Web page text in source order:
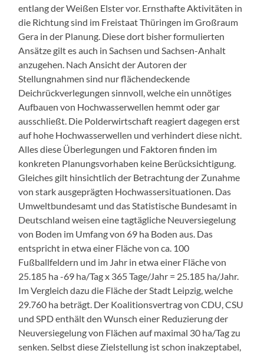
entlang der Weißen Elster vor. Ernsthafte Aktivitäten in
die Richtung sind im Freistaat Thüringen im Großraum
Gera in der Planung. Diese dort bisher formulierten
Ansätze gilt es auch in Sachsen und Sachsen-Anhalt
anzugehen. Nach Ansicht der Autoren der
Stellungnahmen sind nur flächendeckende
Deichrückverlegungen sinnvoll, welche ein unnötiges
Aufbauen von Hochwasserwellen hemmt oder gar
ausschließt. Die Polderwirtschaft reagiert dagegen erst
auf hohe Hochwasserwellen und verhindert diese nicht.
Alles diese Überlegungen und Faktoren finden im
konkreten Planungsvorhaben keine Berücksichtigung.
Gleiches gilt hinsichtlich der Betrachtung der Zunahme
von stark ausgeprägten Hochwassersituationen. Das
Umweltbundesamt und das Statistische Bundesamt in
Deutschland weisen eine tagtägliche Neuversiegelung
von Boden im Umfang von 69 ha Boden aus. Das
entspricht in etwa einer Fläche von ca. 100
Fußballfeldern und im Jahr in etwa einer Fläche von
25.185 ha -69 ha/Tag x 365 Tage/Jahr = 25.185 ha/Jahr.
Im Vergleich dazu die Fläche der Stadt Leipzig, welche
29.760 ha beträgt. Der Koalitionsvertrag von CDU, CSU
und SPD enthält den Wunsch einer Reduzierung der
Neuversiegelung von Flächen auf maximal 30 ha/Tag zu
senken. Selbst diese Zielstellung ist schon inakzeptabel,